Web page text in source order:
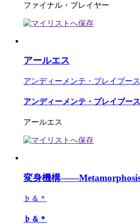
ファイナル・プレイヤー
アールエス
アンディーメンテ・プレイブー
アンディーメンテ・プレイブー
アールエス
変身機構
♭＆＊
♭＆＊